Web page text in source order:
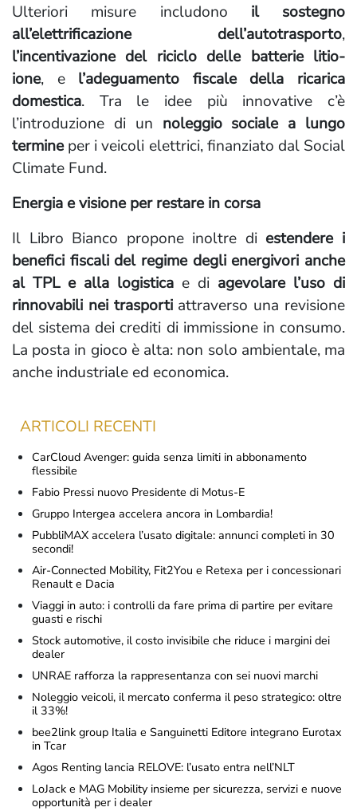
Ulteriori misure includono il sostegno
all’elettrificazione dell’autotrasporto,
l’incentivazione del riciclo delle batterie litio-
ione, e l’adeguamento fiscale della ricarica
domestica. Tra le idee più innovative c’è
l’introduzione di un noleggio sociale a lungo
termineper i veicoli elettrici, finanziato dal Social
Climate Fund.
Energia e visione per restare in corsa
Il Libro Bianco propone inoltre di estendere i
benefici fiscali del regime degli energivori anche
al TPL e alla logistica e di agevolare l’uso di
rinnovabili nei trasportiattraverso una revisione
del sistema dei crediti di immissione in consumo.
La posta in gioco è alta: non solo ambientale, ma
anche industriale ed economica.
ARTICOLI RECENTI
CarCloud Avenger: guida senza limiti in abbonamento
flessibile
Fabio Pressi nuovo Presidente di Motus-E
Gruppo Intergea accelera ancora in Lombardia!
PubbliMAX accelera l’usato digitale: annunci completi in 30
secondi!
Air-Connected Mobility, Fit2You e Retexa per i concessionari
Renault e Dacia
Viaggi in auto: i controlli da fare prima di partire per evitare
guasti e rischi
Stock automotive, il costo invisibile che riduce i margini dei
dealer
UNRAE rafforza la rappresentanza con sei nuovi marchi
Noleggio veicoli, il mercato conferma il peso strategico: oltre
il 33%!
bee2link group Italia e Sanguinetti Editore integrano Eurotax
in Tcar
Agos Renting lancia RELOVE: l’usato entra nell’NLT
LoJack e MAG Mobility insieme per sicurezza, servizi e nuove
opportunità per i dealer